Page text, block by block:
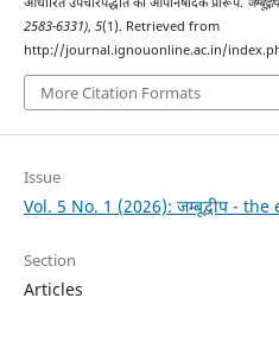
2583-6331), 5(1). Retrieved from
http://journal.ignouonline.ac.in/
More Citation Formats
Issue
Vol. 5 No. 1 (2026): जम्बूद्वीप -
Section
Articles